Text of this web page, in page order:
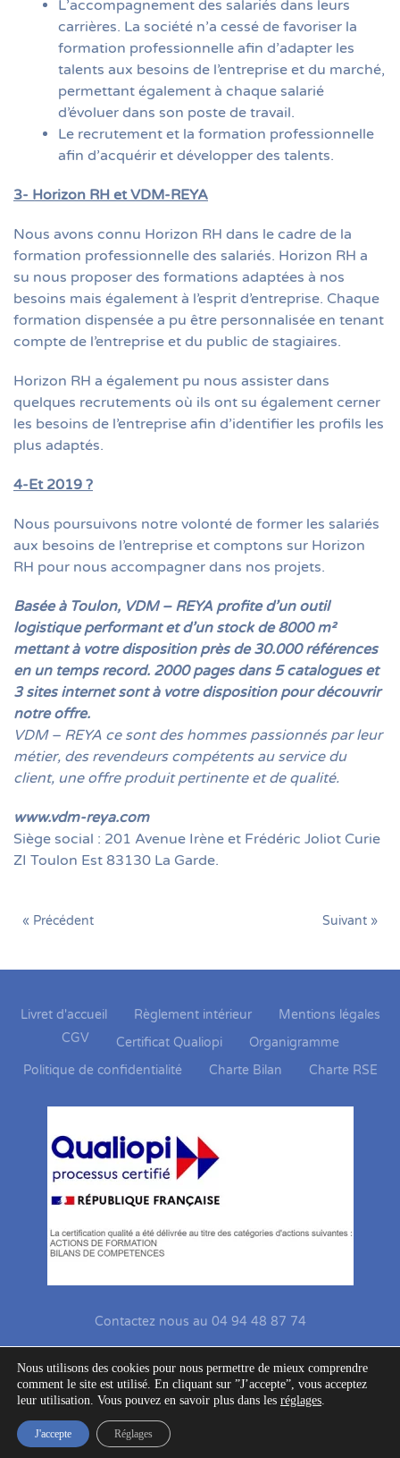
L’accompagnement des salariés dans leurs
carrières. La société n’a cessé de favoriser la
formation professionnelle afin d’adapter les
talents aux besoins de l’entreprise et du marché,
permettant également à chaque salarié
d’évoluer dans son poste de travail.
Le recrutement et la formation professionnelle
afin d’acquérir et développer des talents.
3- Horizon RH et VDM-REYA
Nous avons connu Horizon RH dans le cadre de la
formation professionnelle des salariés. Horizon RH a
su nous proposer des formations adaptées à nos
besoins mais également à l’esprit d’entreprise. Chaque
formation dispensée a pu être personnalisée en tenant
compte de l’entreprise et du public de stagiaires.
Horizon RH a également pu nous assister dans
quelques recrutements où ils ont su également cerner
les besoins de l’entreprise afin d’identifier les profils les
plus adaptés.
4-Et 2019 ?
Nous poursuivons notre volonté de former les salariés
aux besoins de l’entreprise et comptons sur Horizon
RH pour nous accompagner dans nos projets.
Basée à Toulon, VDM – REYA profite d’un outil
logistique performant et d’un stock de 8000 m²
mettant à votre disposition près de 30.000 références
en un temps record. 2000 pages dans 5 catalogues et
3 sites internet sont à votre disposition pour découvrir
notre offre.
VDM – REYA ce sont des hommes passionnés par leur
métier, des revendeurs compétents au service du
client, une offre produit pertinente et de qualité.
www.vdm-reya.com
Siège social : 201 Avenue Irène et Frédéric Joliot Curie
ZI Toulon Est 83130 La Garde.
« Précédent Suivant »
Livret d'accueil Règlement intérieur
Mentions légales
CGV
Certificat Qualiopi
Organigramme
Politique de confidentialité
Charte Bilan Charte RSE
Contactez nous au 04 94 48 87 74
Site réalisé par MF Prod
© 2019 Horizon RH - Tous droits réservés
Nous utilisons des cookies pour nous permettre de mieux comprendre
comment le site est utilisé. En cliquant sur ”J’accepte”, vous acceptez
leur utilisation. Vous pouvez en savoir plus dans les réglages.
J'accepte Réglages